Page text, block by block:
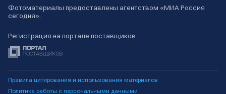
Фотоматериалы предоставлены агентством «МИА Россия
сегодня».
Регистрация на портале поставщиков
Правила цитирования и использования материалов
Политика работы с персональными данными